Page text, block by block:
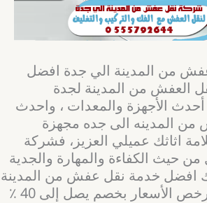
من المدينة الي جدة افضل
العفش من المدينة لجدة
أحدث الأجهزة والمعدات ، واحدث
من المدينه الى جده مجهزة
اثاثك عميلي العزيز، فشركة
من حيث الكفاءة والمهارة والجدية
افضل خدمة نقل عفش من المدينة
الأسعار بخصم يصل إلى 40 ٪